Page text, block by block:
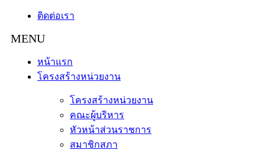
ติดต่อเรา
หน้าแรก
โครงสร้างหน่วยงาน
โครงสร้างหน่วยงาน
คณะผู้บริหาร
หัวหน้าส่วนราชการ
สมาชิกสภา